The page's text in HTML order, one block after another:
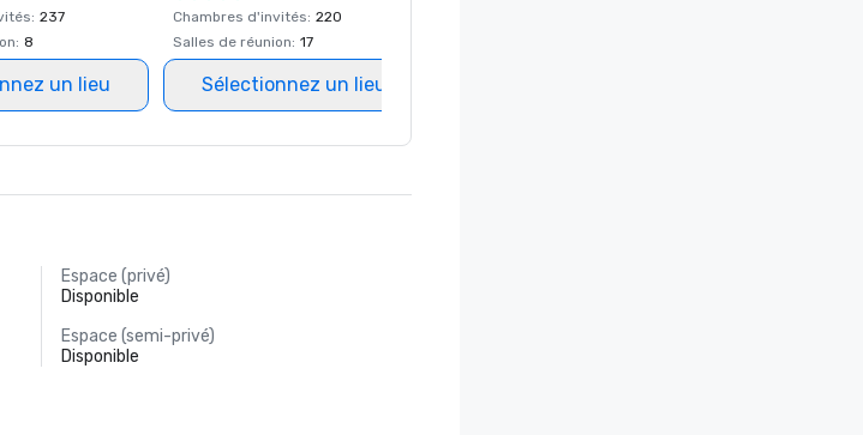
: 237
: 8
un lieu
Chambres d'invités: 220
Salles de réunion: 17
Sélectionnez un lieu
Espace (privé)
Disponible
Espace (semi-privé)
Disponible